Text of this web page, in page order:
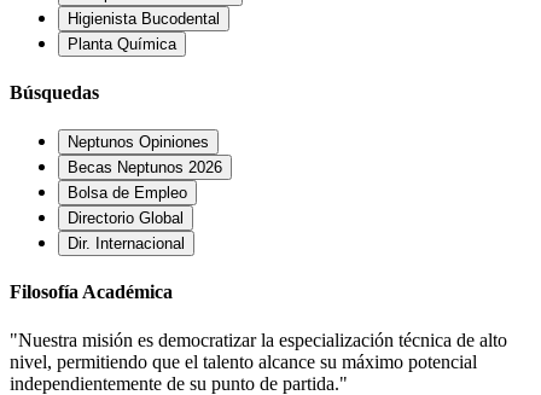
Higienista Bucodental
Planta Química
Búsquedas
Neptunos Opiniones
Becas Neptunos 2026
Bolsa de Empleo
Directorio Global
Dir. Internacional
Filosofía Académica
"Nuestra misión es democratizar la especialización técnica de alto
nivel, permitiendo que el talento alcance su máximo potencial
independientemente de su punto de partida."